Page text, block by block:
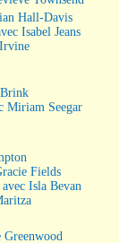
Hall-Davis
Isabel Jeans
Brink
Miriam Seegar
Fields
Isla Bevan
Greenwood